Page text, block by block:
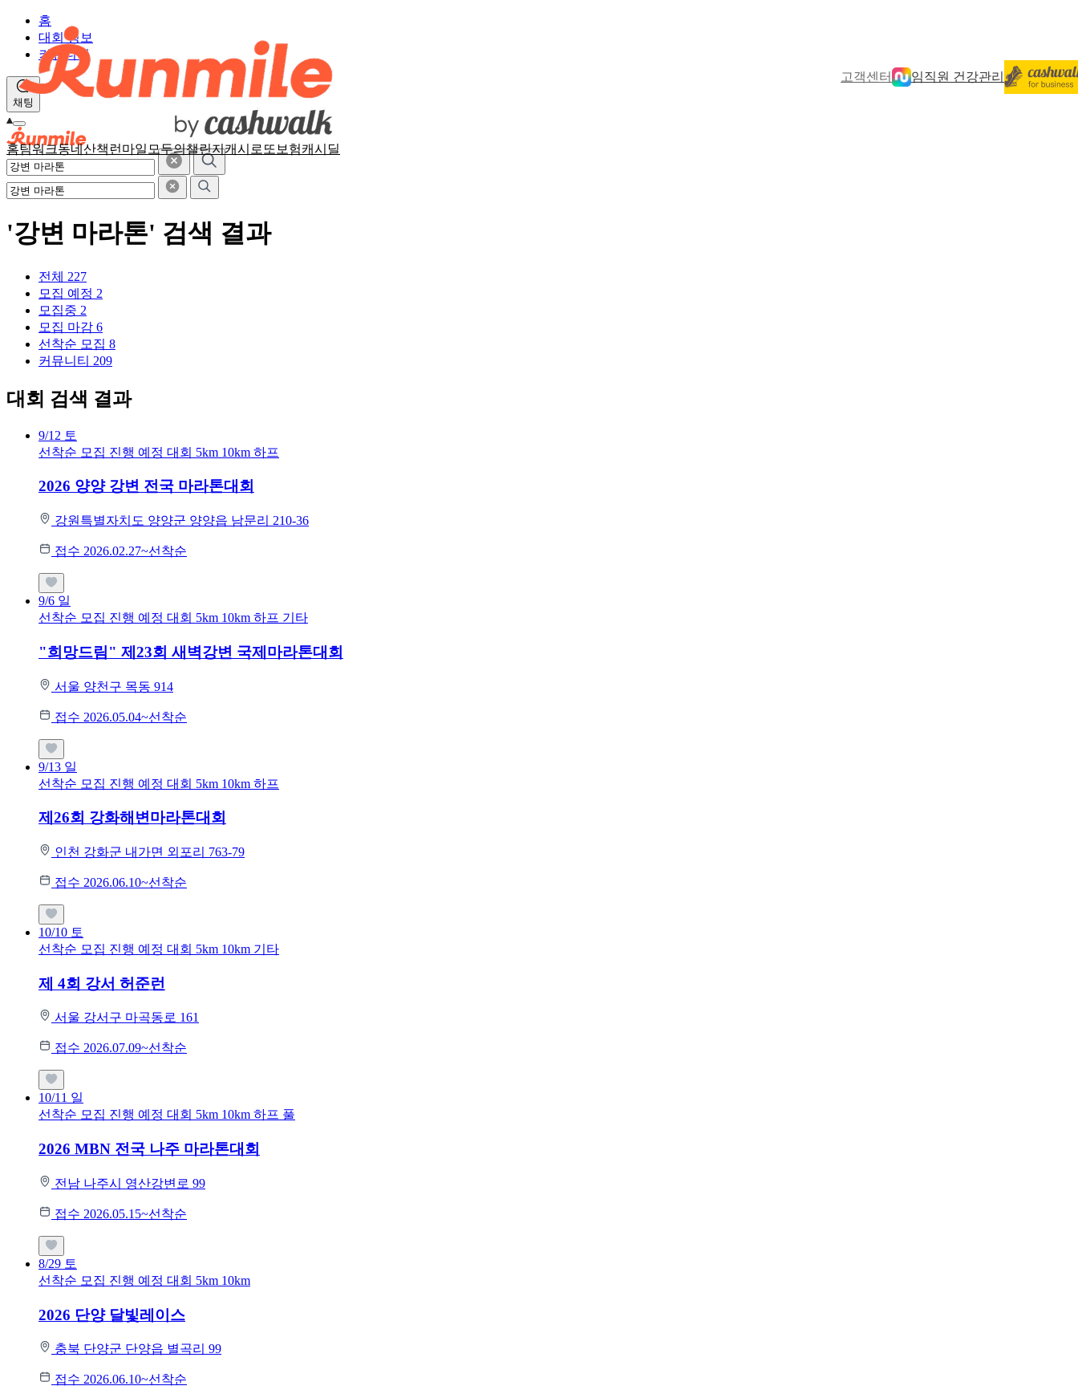
고객센터 임직원 건강관리
홈팀워크동네산책 런마일 모두의챌린지캐시로또 보험캐시딜
홈
대회 정보
커뮤니티
채팅
'강변 마라톤' 검색 결과
전체 227
모집 예정 2
모집중 2
모집 마감 6
선착순 모집 8
커뮤니티 209
대회 검색 결과
9/12 토
선착순 모집 진행 예정 대회 5km 10km 하프
2026 양양 강변 전국 마라톤대회
강원특별자치도 양양군 양양읍 남문리 210-36
접수 2026.02.27~선착순
9/6 일
선착순 모집 진행 예정 대회 5km 10km 하프 기타
"희망드림" 제23회 새벽강변 국제마라톤대회
서울 양천구 목동 914
접수 2026.05.04~선착순
9/13 일
선착순 모집 진행 예정 대회 5km 10km 하프
제26회 강화해변마라톤대회
인천 강화군 내가면 외포리 763-79
접수 2026.06.10~선착순
10/10 토
선착순 모집 진행 예정 대회 5km 10km 기타
제 4회 강서 허준런
서울 강서구 마곡동로 161
접수 2026.07.09~선착순
10/11 일
선착순 모집 진행 예정 대회 5km 10km 하프 풀
2026 MBN 전국 나주 마라톤대회
전남 나주시 영산강변로 99
접수 2026.05.15~선착순
8/29 토
선착순 모집 진행 예정 대회 5km 10km
2026 단양 달빛레이스
충북 단양군 단양읍 별곡리 99
접수 2026.06.10~선착순